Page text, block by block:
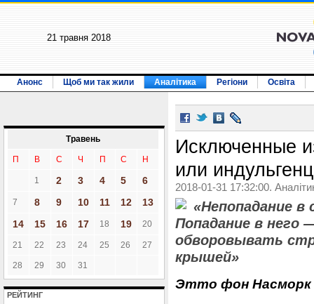
21 травня 2018
Анонс Щоб ми так жили Аналітика Регіони Освіта
Травень
П В С Ч П С Н
1 2 3 4 5 6
7 8 9 10 11 12
13
14
15 16 17 18 19 20
21 22 23 24 25 26 27
28 29 30 31
РЕЙТИНГ
Исключенные
или
2018-01-31 17:32:00.
«Непопадание в
Попадание в него
обворовывать
крышей»
Этто фон Насморк